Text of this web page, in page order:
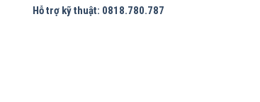
Hỗ trợ kỹ thuật: 0818.780.787